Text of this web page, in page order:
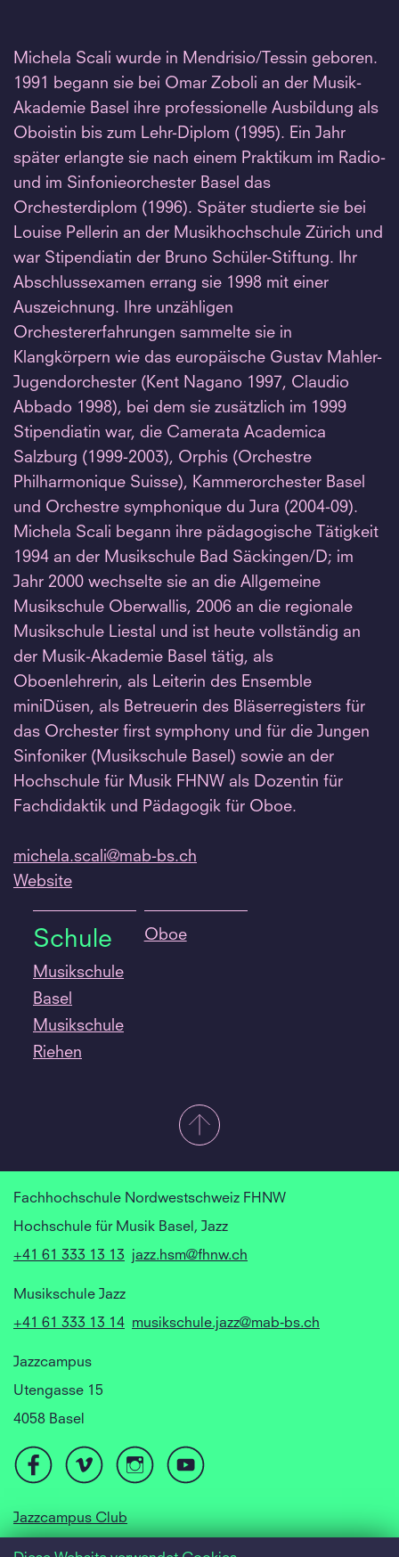
Michela Scali wurde in Mendrisio/Tessin geboren.
1991 begann sie bei Omar Zoboli an der Musik-
Akademie Basel ihre professionelle Ausbildung als
Oboistin bis zum Lehr-Diplom (1995). Ein Jahr
später erlangte sie nach einem Praktikum im Radio-
und im Sinfonieorchester Basel das
Orchesterdiplom (1996). Später studierte sie bei
Louise Pellerin an der Musikhochschule Zürich und
war Stipendiatin der Bruno Schüler-Stiftung. Ihr
Abschlussexamen errang sie 1998 mit einer
Auszeichnung. Ihre unzähligen
Orchestererfahrungen sammelte sie in
Klangkörpern wie das europäische Gustav Mahler-
Jugendorchester (Kent Nagano 1997, Claudio
Abbado 1998), bei dem sie zusätzlich im 1999
Stipendiatin war, die Camerata Academica
Salzburg (1999-2003), Orphis (Orchestre
Philharmonique Suisse), Kammerorchester Basel
und Orchestre symphonique du Jura (2004-09).
Michela Scali begann ihre pädagogische Tätigkeit
1994 an der Musikschule Bad Säckingen/D; im
Jahr 2000 wechselte sie an die Allgemeine
Musikschule Oberwallis, 2006 an die regionale
Musikschule Liestal und ist heute vollständig an
der Musik-Akademie Basel tätig, als
Oboenlehrerin, als Leiterin des Ensemble
miniDüsen, als Betreuerin des Bläserregisters für
das Orchester first symphony und für die Jungen
Sinfoniker (Musikschule Basel) sowie an der
Hochschule für Musik FHNW als Dozentin für
Fachdidaktik und Pädagogik für Oboe.
michela.scali@mab-bs.ch
Website
Schule
Musikschule
Basel
Musikschule
Riehen
Oboe
Fachhochschule Nordwestschweiz FHNW
Hochschule für Musik Basel, Jazz
+41 61 333 13 13
jazz.hsm@fhnw.ch
Musikschule Jazz
+41 61 333 13 14 musikschule.jazz@mab-bs.ch
Jazzcampus
Utengasse 15
4058 Basel
Jazzcampus Club